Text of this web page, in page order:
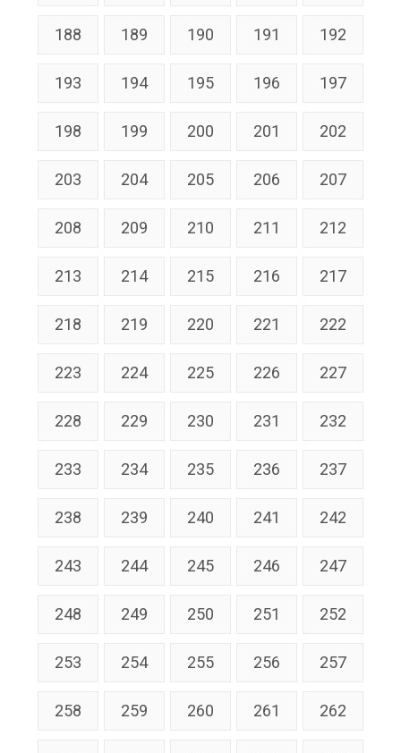
188 189 190 191 192
193 194 195 196 197
198 199 200 201 202
203 204 205 206 207
208 209 210 211 212
213 214 215 216 217
218 219 220 221 222
223 224 225 226 227
228 229 230 231 232
233 234 235 236 237
238 239 240 241 242
243 244 245 246 247
248 249 250 251 252
253 254 255 256 257
258 259 260 261 262